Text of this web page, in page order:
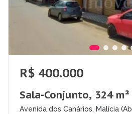
R$ 400.000
Sala-Conjunto, 324 m²
Avenida dos Canários, Malícia